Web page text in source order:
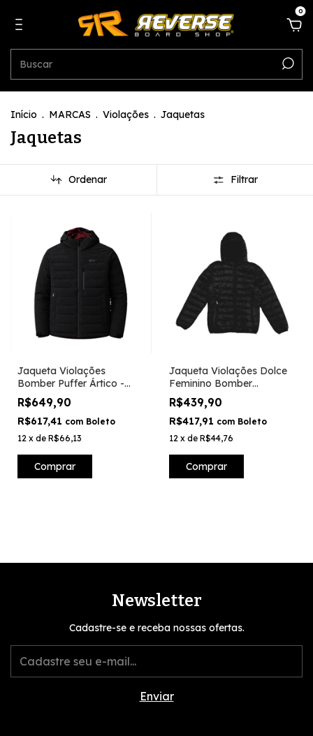
0
Início . MARCAS . Violações . Jaquetas
Jaquetas
Ordenar Filtrar
Jaqueta Violações
Bomber Puffer Ártico -
Preto
R$649,90
R$617,41 com Boleto
12 x de R$66,13
Comprar
Jaqueta Violações Dolce
Feminino Bomber
Minimalista - Preto
R$439,90
R$417,91 com Boleto
12 x de R$44,76
Comprar
Newsletter
Cadastre-se e receba nossas ofertas.